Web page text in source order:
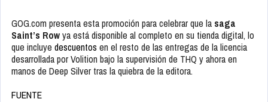
GOG.com presenta esta promoción para celebrar que la saga
Saint’s Rowya está disponible al completo en su tienda digital, lo
que incluye descuentos en el resto de las entregas de la licencia
desarrollada por Volition bajo la supervisión de THQ y ahora en
manos de Deep Silver tras la quiebra de la editora.
FUENTE